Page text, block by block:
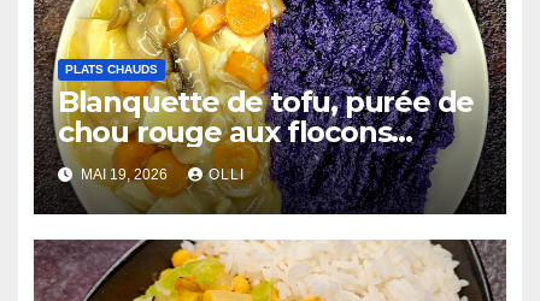
PLATS CHAUDS
Blanquette de tofu, purée de
chou rouge aux flocons
d’avoine
MAI 19, 2026 OLLI